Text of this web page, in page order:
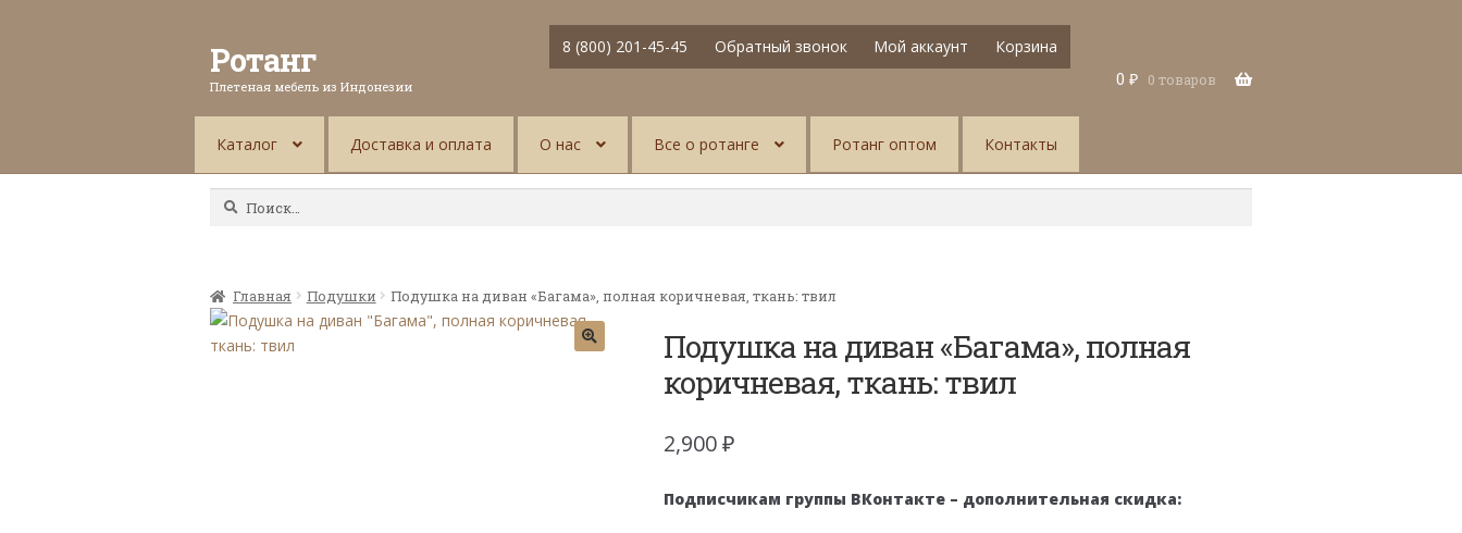
Ротанг
Плетеная мебель из Индонезии
8 (800) 201-45-45 Обратный звонок Мой аккаунт
Корзина
0 ₽ 0 товаров
Каталог Доставка и оплата О нас Все о ротанге Ротанг оптом Контакты
Найти:
Главная Подушки Подушка на диван «Багама», полная коричневая, ткань: твил
Подушка на диван «Багама», полная
коричневая, ткань: твил
2,900₽
Подписчикам группы ВКонтакте – дополнительная скидка: